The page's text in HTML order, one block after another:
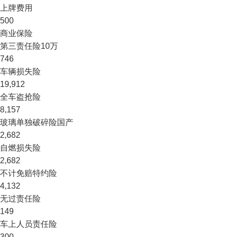
上牌费用
500
商业保险
第三责任险10万
746
车辆损失险
19,912
全车盗抢险
8,157
玻璃单独破碎险国产
2,682
自燃损失险
2,682
不计免赔特约险
4,132
无过责任险
149
车上人员责任险